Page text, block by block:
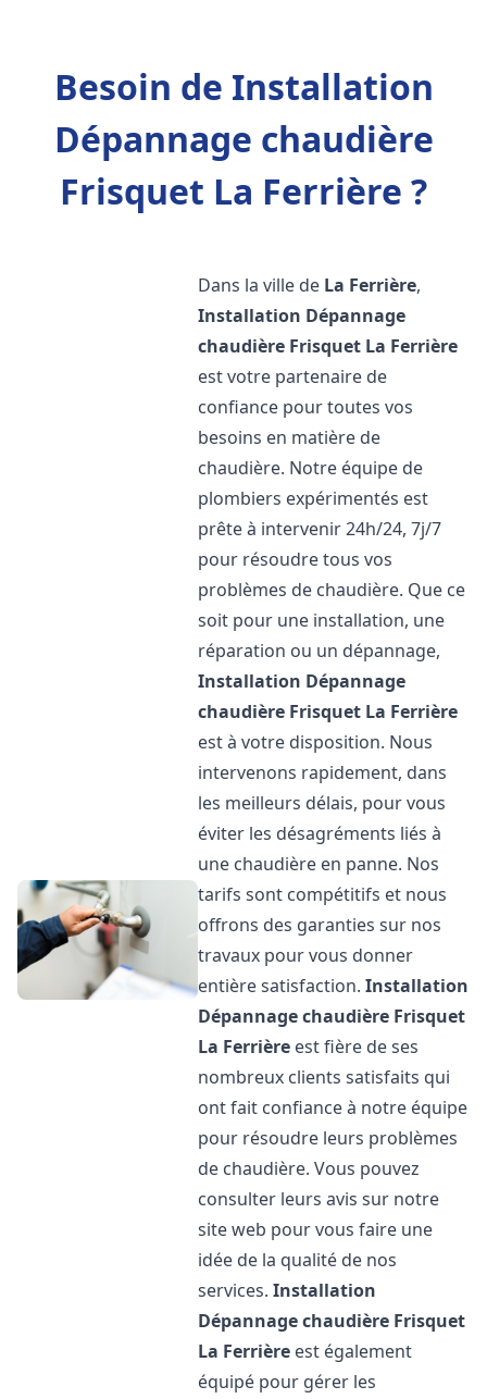
Besoin de Installation
Dépannage chaudière
Frisquet La Ferrière ?
Dans la ville de La Ferrière,
Installation Dépannage
chaudière Frisquet La Ferrière
est votre partenaire de
confiance pour toutes vos
besoins en matière de
chaudière. Notre équipe de
plombiers expérimentés est
prête à intervenir 24h/24, 7j/7
pour résoudre tous vos
problèmes de chaudière. Que ce
soit pour une installation, une
réparation ou un dépannage,
Installation Dépannage
chaudière Frisquet La Ferrière
est à votre disposition. Nous
intervenons rapidement, dans
les meilleurs délais, pour vous
éviter les désagréments liés à
une chaudière en panne. Nos
tarifs sont compétitifs et nous
offrons des garanties sur nos
travaux pour vous donner
entière satisfaction.Installation
Dépannage chaudière Frisquet
La Ferrière est fière de ses
nombreux clients satisfaits qui
ont fait confiance à notre équipe
pour résoudre leurs problèmes
de chaudière. Vous pouvez
consulter leurs avis sur notre
site web pour vous faire une
idée de la qualité de nos
services.Installation
Dépannage chaudière Frisquet
La Ferrière est également
équipé pour gérer les